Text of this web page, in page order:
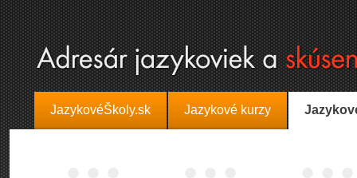
JazykovéŠkoly.sk Jazykové kurzy